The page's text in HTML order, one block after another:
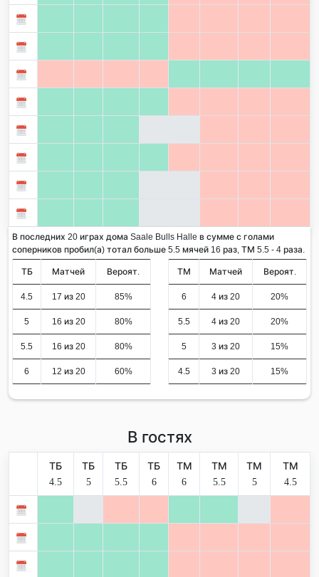
В последних 20 играх дома Saale Bulls Halle в сумме с голами
соперников пробил(а) тотал больше 5.5 мячей 16 раз, ТМ 5.5 - 4 раза.
ТБ Матчей Вероят.
4.5 17 из 20 85%
5 16 из 20 80%
5.5 16 из 20 80%
6 12 из 20 60%
ТМ Матчей Вероят.
6 4 из 20 20%
5.5 4 из 20 20%
5 3 из 20 15%
4.5 3 из 20 15%
В гостях
ТБ
4.5
ТБ
5
ТБ
5.5
ТБ
6
ТМ
6
ТМ
5.5
ТМ
5
ТМ
4.5